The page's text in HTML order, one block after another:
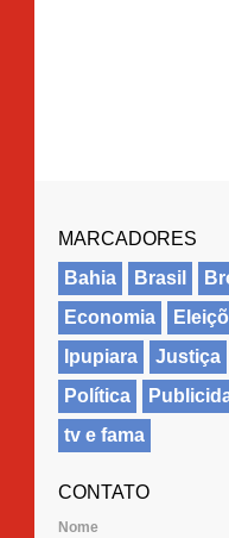
MARCADORES
Bahia
Brasil
Economia
Ipupiara
Justiça
Política
tv e fama
CONTATO
Nome